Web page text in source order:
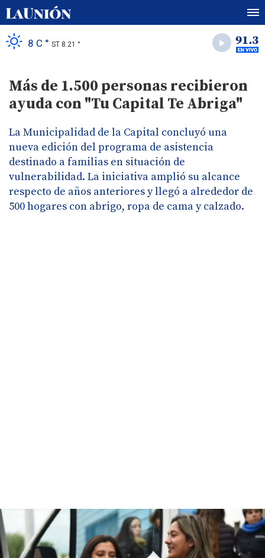
8 C ° ST 8.21 °
Más de 1.500 personas recibieron
ayuda con "Tu Capital Te Abriga"
La Municipalidad de la Capital concluyó una
nueva edición del programa de asistencia
destinado a familias en situación de
vulnerabilidad. La iniciativa amplió su alcance
respecto de años anteriores y llegó a alrededor de
500 hogares con abrigo, ropa de cama y calzado.